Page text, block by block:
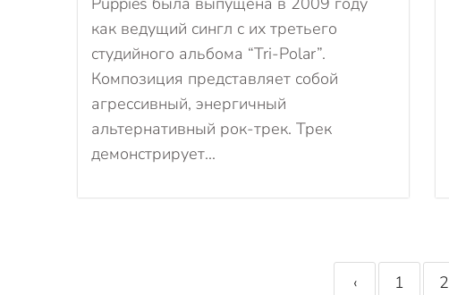
как ведущий сингл с их третьего
студийного альбома “Tri-Polar”.
Композиция представляет собой
агрессивный, энергичный
альтернативный рок-трек. Трек
демонстрирует...
‹ 1 2